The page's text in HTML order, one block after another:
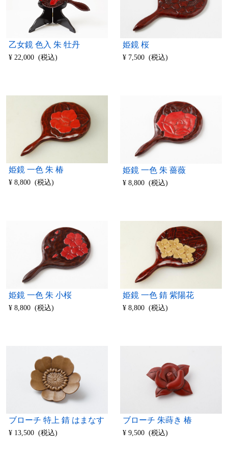
乙女鏡 色入 朱 牡丹
¥ 22,000 (税込)
姫鏡 桜
¥ 7,500 (税込)
姫鏡 一色 朱 椿
¥ 8,800 (税込)
姫鏡 一色 朱 薔薇
¥ 8,800 (税込)
姫鏡 一色 朱 小桜
¥ 8,800 (税込)
姫鏡 一色 錆 紫陽花
¥ 8,800 (税込)
ブローチ 特上 錆 はまなす
¥ 13,500 (税込)
ブローチ 朱蒔き 椿
¥ 9,500 (税込)